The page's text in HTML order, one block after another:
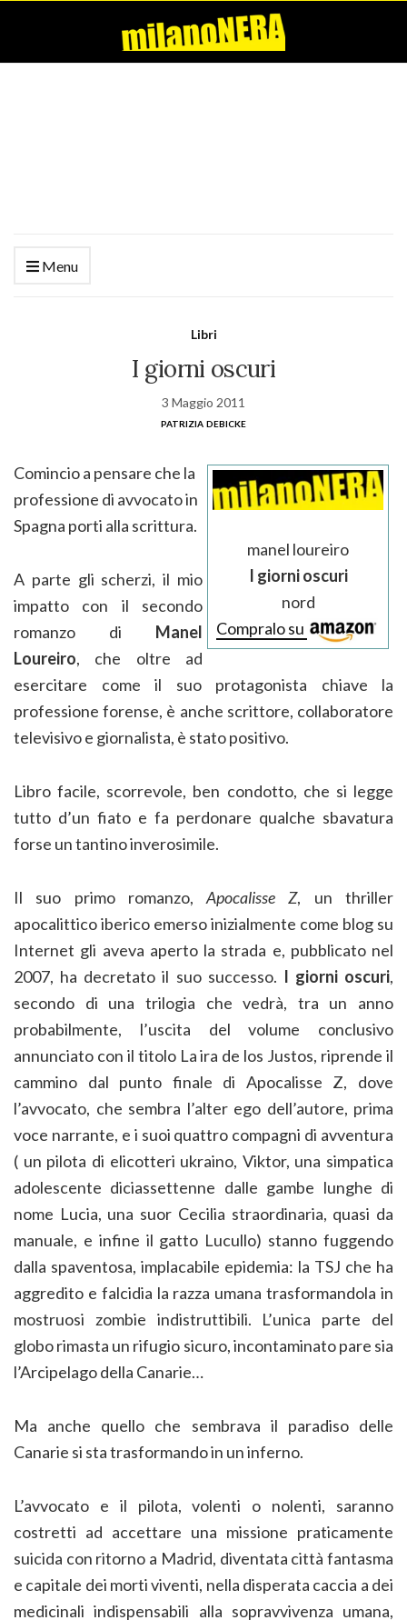
Menu
Libri
I giorni oscuri
3 Maggio 2011
patrizia debicke
manel loureiro
I giorni oscuri
nord
Compralo su
Comincio a pensare che la
professione di avvocato in
Spagna porti alla scrittura.
A parte gli scherzi, il mio
impatto con il secondo
romanzo di Manel
Loureiro, che oltre ad
esercitare come il suo protagonista chiave la
professione forense, è anche scrittore, collaboratore
televisivo e giornalista, è stato positivo.
Libro facile, scorrevole, ben condotto, che si legge
tutto d’un fiato e fa perdonare qualche sbavatura
forse un tantino inverosimile.
Il suo primo romanzo,Apocalisse Z, un thriller
apocalittico iberico emerso inizialmente come blog su
Internet gli aveva aperto la strada e, pubblicato nel
2007, ha decretato il suo successo. I giorni oscuri,
secondo di una trilogia che vedrà, tra un anno
probabilmente, l’uscita del volume conclusivo
annunciato con il titolo La ira de los Justos, riprende il
cammino dal punto finale di Apocalisse Z, dove
l’avvocato, che sembra l’alter ego dell’autore, prima
voce narrante, e i suoi quattro compagni di avventura
( un pilota di elicotteri ukraino, Viktor, una simpatica
adolescente diciassettenne dalle gambe lunghe di
nome Lucia, una suor Cecilia straordinaria, quasi da
manuale, e infine il gatto Lucullo) stanno fuggendo
dalla spaventosa, implacabile epidemia: la TSJ che ha
aggredito e falcidia la razza umana trasformandola in
mostruosi zombie indistruttibili. L’unica parte del
globo rimasta un rifugio sicuro, incontaminato pare sia
l’Arcipelago della Canarie…
Ma anche quello che sembrava il paradiso delle
Canarie si sta trasformando in un inferno.
L’avvocato e il pilota, volenti o nolenti, saranno
costretti ad accettare una missione praticamente
suicida con ritorno a Madrid, diventata città fantasma
e capitale dei morti viventi, nella disperata caccia a dei
medicinali indispensabili alla sopravvivenza umana,